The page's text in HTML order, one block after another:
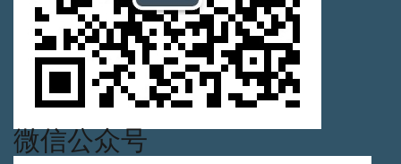
微信公众号